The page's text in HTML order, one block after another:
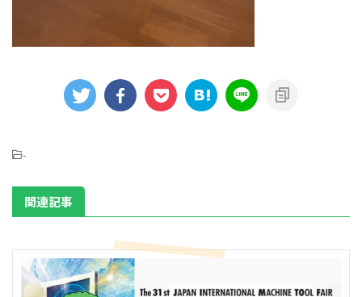
-
関連記事